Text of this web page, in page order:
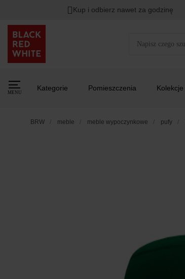
Kup i odbierz nawet za godzinę
MENU
Kategorie Pomieszczenia Kolekcje
BRW meble meble wypoczynkowe pufy